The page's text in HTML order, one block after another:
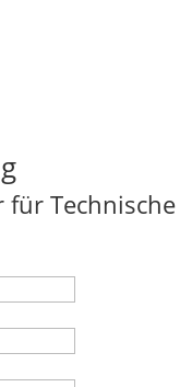
Technische